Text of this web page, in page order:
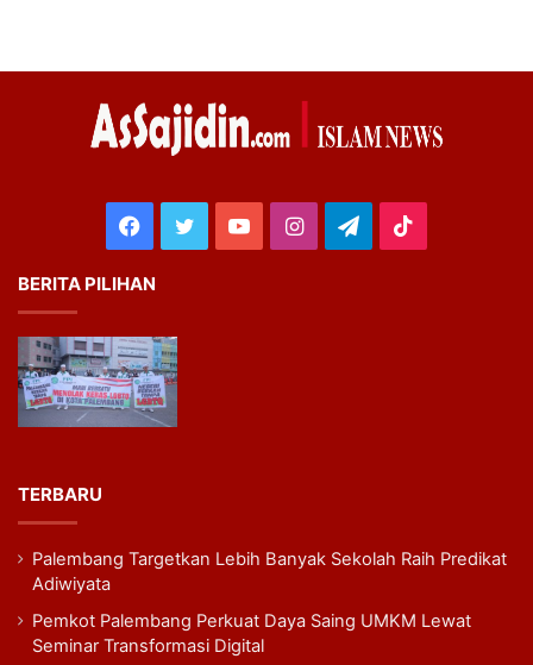
Facebook
TwitterYouTubeInstagram
Telegram
BERITA PILIHAN
TERBARU
Palembang Targetkan Lebih Banyak Sekolah Raih Predikat
Adiwiyata
Pemkot Palembang Perkuat Daya Saing UMKM Lewat
Seminar Transformasi Digital